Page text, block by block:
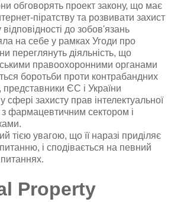
обговорять проект закону, що має
піратству та розвивати захист
до зобов'язань
на себе у рамках Угоди про
переглянуть діяльність, що
правоохоронними органами
боротьби проти контрабандних
представники ЄС і України
сфері захисту прав інтелектуальної
з фармацевтичним сектором і
тією увагою, що її наразі приділяє
і сподівається на певний
Property